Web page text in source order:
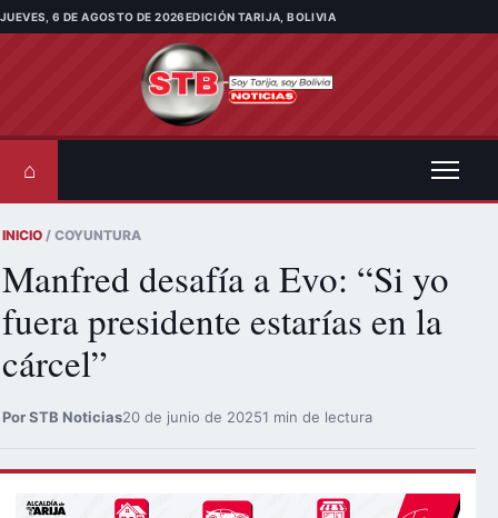
Saltar al contenido
JUEVES, 6 DE AGOSTO DE 2026EDICIÓN TARIJA, BOLIVIA
⌂
INICIO / COYUNTURA
Manfred desafía a Evo: “Si yo
fuera presidente estarías en la
cárcel”
Por STB Noticias20 de junio de 20251 min de lectura